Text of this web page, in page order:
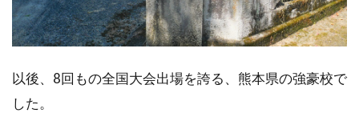
以後、8回もの全国大会出場を誇る、熊本県の強豪校で
した。